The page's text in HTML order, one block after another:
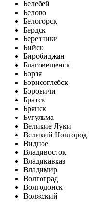
Белебей
Белово
Белогорск
Бердск
Березники
Бийск
Биробиджан
Благовещенск
Борзя
Борисоглебск
Боровичи
Братск
Брянск
Бугульма
Великие Луки
Великий Новгород
Видное
Владивосток
Владикавказ
Владимир
Волгоград
Волгодонск
Волжский